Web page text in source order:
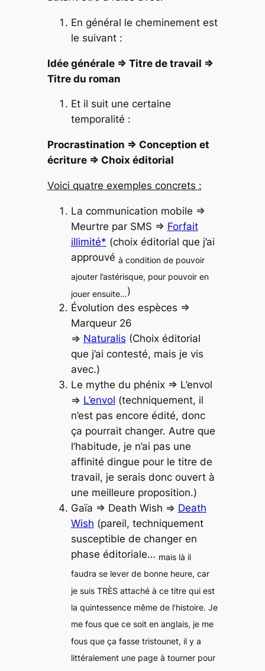
En général le cheminement est
le suivant :
Idée générale => Titre de travail =>
Titre du roman
Et il suit une certaine
temporalité :
Procrastination => Conception et
écriture => Choix éditorial
Voici quatre exemples concrets :
La communication mobile =>
Meurtre par SMS => Forfait
illimité* (choix éditorial que j’ai
approuvé à condition de pouvoir
ajouter l’astérisque, pour pouvoir en
jouer ensuite…)
Évolution des espèces =>
Marqueur 26
=> Naturalis (Choix éditorial
que j’ai contesté, mais je vis
avec.)
Le mythe du phénix => L’envol
=> L’envol (techniquement, il
n’est pas encore édité, donc
ça pourrait changer. Autre que
l’habitude, je n’ai pas une
affinité dingue pour le titre de
travail, je serais donc ouvert à
une meilleure proposition.)
Gaïa => Death Wish => Death
Wish (pareil, techniquement
susceptible de changer en
phase éditoriale… mais là il
faudra se lever de bonne heure, car
je suis TRÈS attaché à ce titre qui est
la quintessence même de l’histoire. Je
me fous que ce soit en anglais, je me
fous que ça fasse tristounet, il y a
littéralement une page à tourner pour